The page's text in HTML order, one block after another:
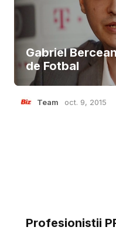
Gabriel
de Fotbal
Team oct. 9, 2015
Profesionistii